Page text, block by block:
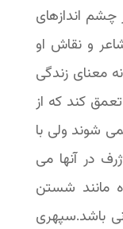
اندازهاى
و نقاش او
معنای زندگى
تعمق کند که از
شوند ولی با
در آنها می
مانند شستن
باشد.سپهرى